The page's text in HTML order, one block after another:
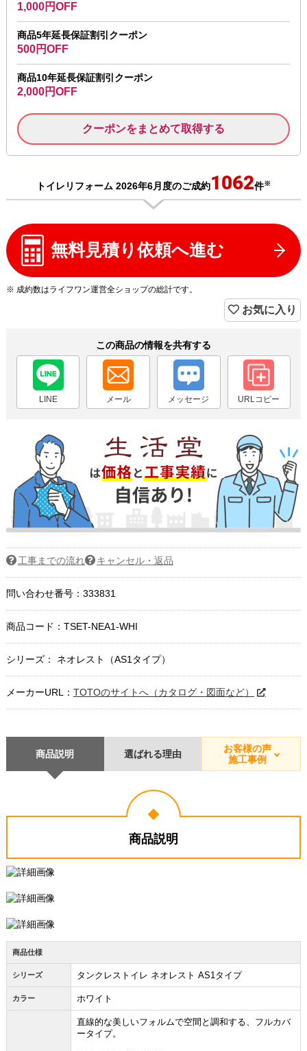
1,000円OFF
商品5年延長保証割引クーポン
500円OFF
商品10年延長保証割引クーポン
2,000円OFF
クーポンをまとめて取得する
トイレリフォーム 2026年6月度のご成約1062件※
無料見積り依頼へ進む
※ 成約数はライフワン運営全ショップの総計です。
お気に入り
この商品の情報を共有する
LINE メール メッセージ URLコピー
工事までの流れ キャンセル・返品
問い合わせ番号：333831
商品コード： TSET-NEA1-WHI
シリーズ： ネオレスト（AS1タイプ）
メーカーURL： TOTOのサイトへ（カタログ・図面など）
商品説明 選ばれる理由
お客様の声
施工事例
商品説明
商品仕様
シリーズ タンクレストイレ ネオレスト AS1タイプ
カラー ホワイト
直線的な美しいフォルムで空間と調和する、フルカバ
ータイプ。